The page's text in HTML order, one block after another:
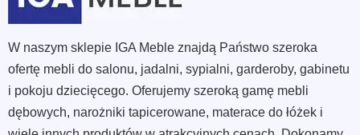
W naszym sklepie IGA Meble znajdą Państwo szeroka
ofertę mebli do salonu, jadalni, sypialni, garderoby, gabinetu
i pokoju dziecięcego. Oferujemy szeroką gamę mebli
dębowych, narożniki tapicerowane, materace do łóżek i